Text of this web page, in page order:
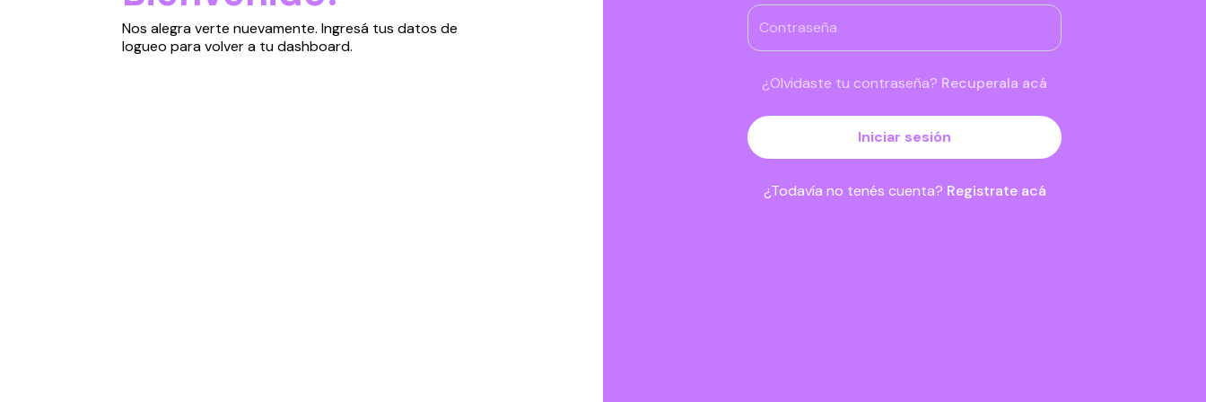
Nos alegra verte nuevamente. Ingresá tus datos de
logueo para volver a tu dashboard.
¿Olvidaste tu contraseña? Recuperala acá
Iniciar sesión
¿Todavía no tenés cuenta? Registrate acá